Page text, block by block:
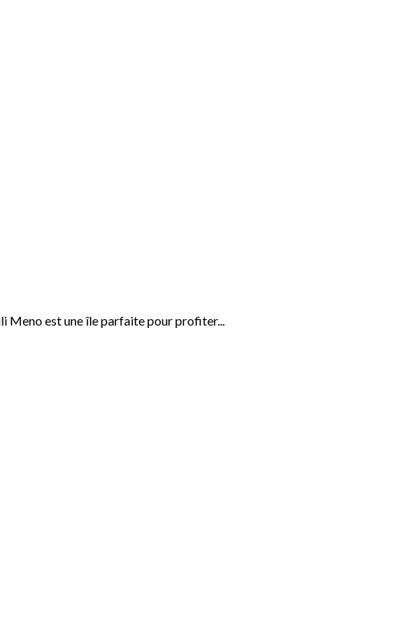
Meno est une île parfaite pour profiter...